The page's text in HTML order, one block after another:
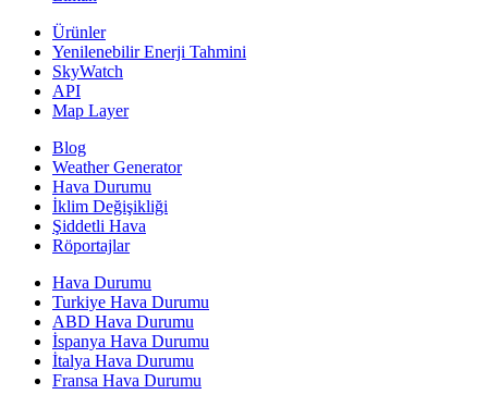
Ürünler
Yenilenebilir Enerji Tahmini
SkyWatch
API
Map Layer
Blog
Weather Generator
Hava Durumu
İklim Değişikliği
Şiddetli Hava
Röportajlar
Hava Durumu
Turkiye Hava Durumu
ABD Hava Durumu
İspanya Hava Durumu
İtalya Hava Durumu
Fransa Hava Durumu